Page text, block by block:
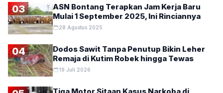
03
ASN Bontang Terapkan Jam Kerja Baru
Mulai 1 September 2025, Ini Rinciannya
28 Agustus 2025
04
Dodos Sawit Tanpa Penutup Bikin Leher
Remaja di Kutim Robek hingga Tewas
19 Juli 2026